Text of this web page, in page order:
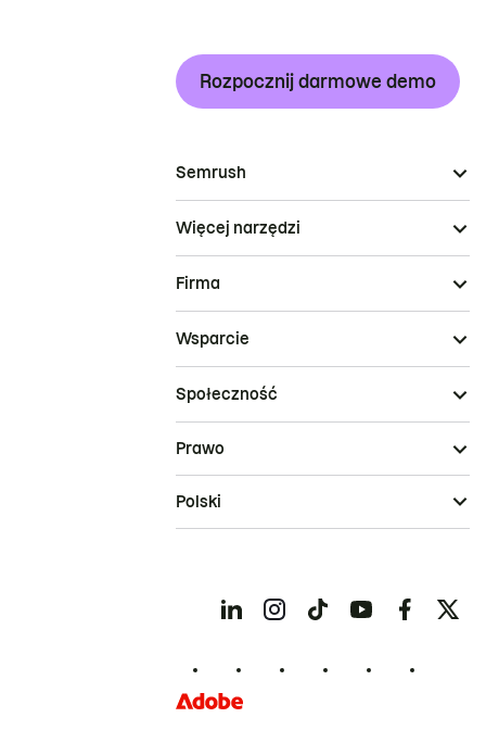
Rozpocznij darmowe demo
Semrush
Więcej narzędzi
Firma
Wsparcie
Społeczność
Prawo
Polski